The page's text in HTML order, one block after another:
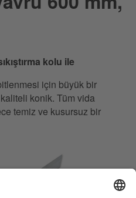
kolu ile
için büyük bir
kaliteli konik. Tüm vida
temiz ve kusursuz bir